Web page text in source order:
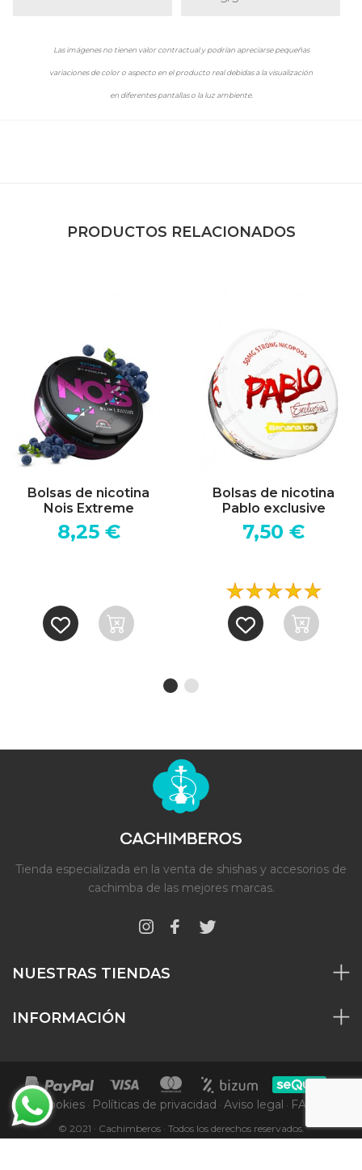
Las imágenes no tienen valor contractual y podrían apreciarse pequeñas
variaciones de color o aspecto en el producto real debidas a la visualización
en diferentes pantallas o la luz ambiente.
PRODUCTOS RELACIONADOS
Bolsas de nicotina
Nois Extreme
8,25 €
Bolsas de nicotina
Pablo exclusive
7,50 €
Tienda especializada en la venta de shishas y accesorios de
cachimba de las mejores marcas.
NUESTRAS TIENDAS
INFORMACIÓN
Cookies · Políticas de privacidad · Aviso legal · FAQs
© 2021 · Cachimberos · Todos los derechos reservados.